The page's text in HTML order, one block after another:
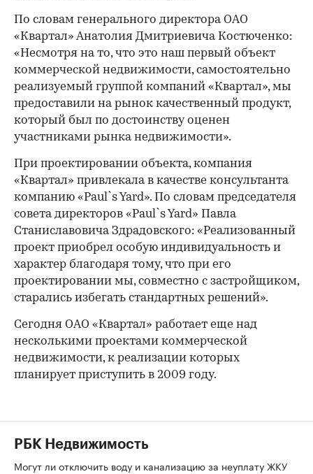
По словам генерального директора ОАО
«Квартал» Анатолия Дмитриевича Костюченко:
«Несмотря на то, что это наш первый объект
коммерческой недвижимости, самостоятельно
реализуемый группой компаний «Квартал», мы
предоставили на рынок качественный продукт,
который был по достоинству оценен
участниками рынка недвижимости».
При проектировании объекта, компания
«Квартал» привлекала в качестве консультанта
компанию «Paul`s Yard». По словам председателя
совета директоров «Paul`s Yard» Павла
Станиславовича Здрадовского: «Реализованный
проект приобрел особую индивидуальность и
характер благодаря тому, что при его
проектировании мы, совместно с застройщиком,
старались избегать стандартных решений».
Сегодня ОАО «Квартал» работает еще над
несколькими проектами коммерческой
недвижимости, к реализации которых
планирует приступить в 2009 году.
РБК Недвижимость
Могут ли отключить воду и канализацию за неуплату ЖКУ